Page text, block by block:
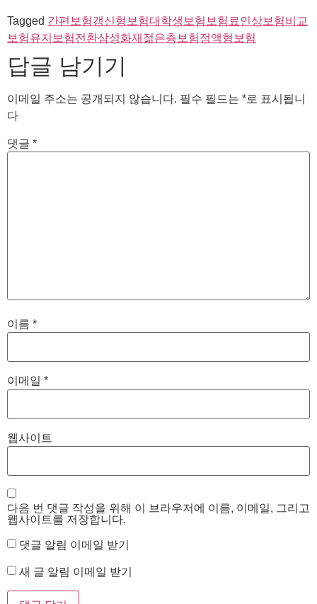
Tagged 간편보험갱신형보험대학생보험 보험료인상보험비교
보험유지 보험전환삼성화재 젊은층보험정액형보험
답글 남기기
이메일 주소는 공개되지 않습니다. 필수 필드는 *로 표시됩니
다
댓글 *
이름 *
이메일 *
웹사이트
다음 번 댓글 작성을 위해 이 브라우저에 이름, 이메일, 그리고
웹사이트를 저장합니다.
댓글 알림 이메일 받기
새 글 알림 이메일 받기